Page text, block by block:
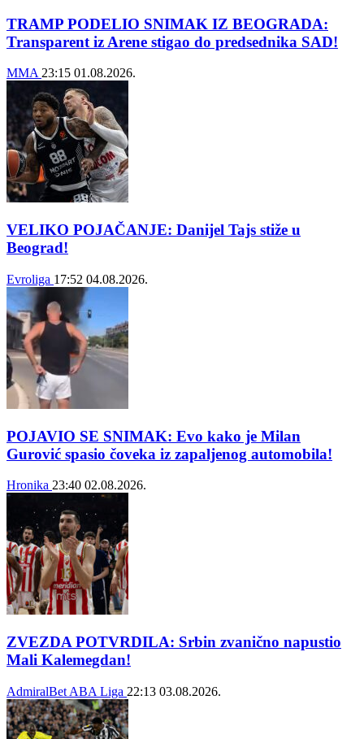
TRAMP PODELIO SNIMAK IZ BEOGRADA:
Transparent iz Arene stigao do predsednika SAD!
MMA 23:15 01.08.2026.
VELIKO POJAČANJE: Danijel Tajs stiže u
Beograd!
Evroliga 17:52 04.08.2026.
POJAVIO SE SNIMAK: Evo kako je Milan
Gurović spasio čoveka iz zapaljenog automobila!
Hronika 23:40 02.08.2026.
ZVEZDA POTVRDILA: Srbin zvanično napustio
Mali Kalemegdan!
AdmiralBet ABA Liga 22:13 03.08.2026.